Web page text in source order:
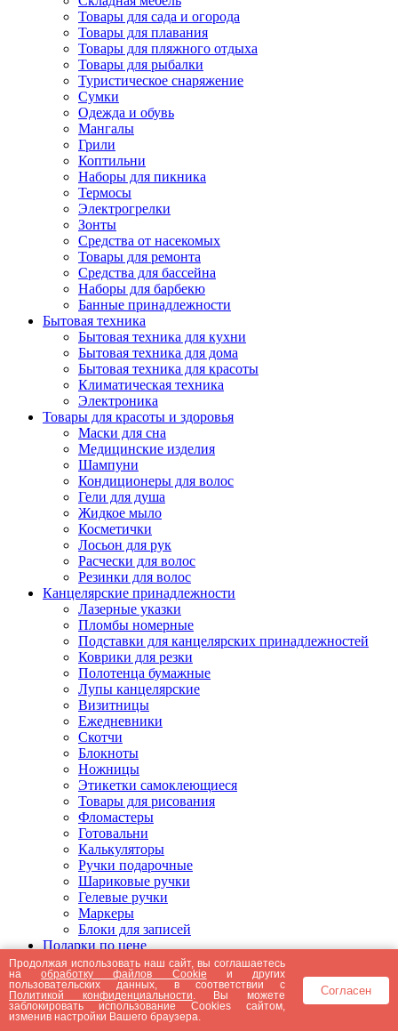
Товары для сада и огорода
Товары для плавания
Товары для пляжного отдыха
Товары для рыбалки
Туристическое снаряжение
Сумки
Одежда и обувь
Мангалы
Грили
Коптильни
Наборы для пикника
Термосы
Электрогрелки
Зонты
Средства от насекомых
Товары для ремонта
Средства для бассейна
Наборы для барбекю
Банные принадлежности
Бытовая техника
Бытовая техника для кухни
Бытовая техника для дома
Бытовая техника для красоты
Климатическая техника
Электроника
Товары для красоты и здоровья
Маски для сна
Медицинские изделия
Шампуни
Кондиционеры для волос
Гели для душа
Жидкое мыло
Косметички
Лосьон для рук
Расчески для волос
Резинки для волос
Канцелярские принадлежности
Лазерные указки
Пломбы номерные
Подставки для канцелярских принадлежностей
Коврики для резки
Полотенца бумажные
Лупы канцелярские
Визитницы
Ежедневники
Скотчи
Блокноты
Ножницы
Этикетки самоклеющиеся
Товары для рисования
Фломастеры
Готовальни
Калькуляторы
Ручки подарочные
Шариковые ручки
Гелевые ручки
Маркеры
Блоки для записей
Подарки по цене
Подарки от 5000 рублей
Подарки до 5000 рублей
Подарки до 3000 рублей
Подарки до 2000 рублей
Подарки до 1000 рублей
Продолжая использовать наш сайт, вы соглашаетесь
наобработку файлов Cookie и других
пользовательских данных, в соответствии с
Политикой конфиденциальности . Вы можете
заблокировать использование Cookies сайтом,
изменив настройки Вашего браузера.
Согласен